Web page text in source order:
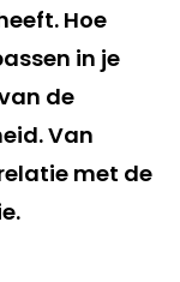
Hoe
in je
de
Van
met de